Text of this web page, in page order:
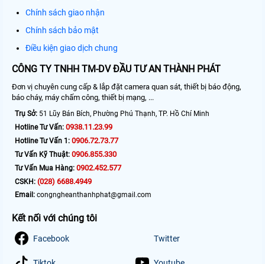
Chính sách giao nhận
Chính sách bảo mật
Điều kiện giao dịch chung
CÔNG TY TNHH TM-DV ĐẦU TƯ AN THÀNH PHÁT
Đơn vị chuyên cung cấp & lắp đặt camera quan sát, thiết bị báo động,
báo cháy, máy chấm công, thiết bị mạng, ...
Trụ Sở: 51 Lũy Bán Bích, Phường Phú Thạnh, TP. Hồ Chí Minh
Hotline Tư Vấn: 0938.11.23.99
Hotline Tư Vấn 1: 0906.72.73.77
Tư Vấn Kỹ Thuật: 0906.855.330
Tư Vấn Mua Hàng: 0902.452.577
CSKH: (028) 6688.4949
Email: congngheanthanhphat@gmail.com
Kết nối với chúng tôi
Facebook Twitter